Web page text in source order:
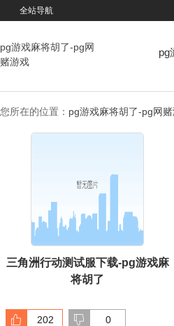
全站导航
pg游戏麻将胡了-pg网
赌游戏
pg
您所在的位置： pg游戏麻将胡了-pg网
三角洲行动测试服下载-pg游戏麻
将胡了
202 0